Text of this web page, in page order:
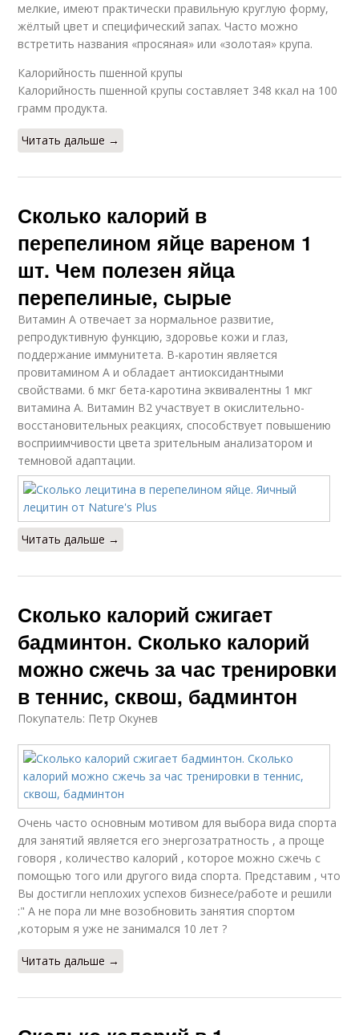
мелкие, имеют практически правильную круглую форму,
жёлтый цвет и специфический запах. Часто можно
встретить названия «просяная» или «золотая» крупа.
Калорийность пшенной крупы
Калорийность пшенной крупы составляет 348 ккал на 100
грамм продукта.
Читать дальше →
Сколько калорий в
перепелином яйце вареном 1
шт. Чем полезен яйца
перепелиные, сырые
Витамин А отвечает за нормальное развитие,
репродуктивную функцию, здоровье кожи и глаз,
поддержание иммунитета. В-каротин является
провитамином А и обладает антиоксидантными
свойствами. 6 мкг бета-каротина эквивалентны 1 мкг
витамина А. Витамин В2 участвует в окислительно-
восстановительных реакциях, способствует повышению
восприимчивости цвета зрительным анализатором и
темновой адаптации.
Читать дальше →
Сколько калорий сжигает
бадминтон. Сколько калорий
можно сжечь за час тренировки
в теннис, сквош, бадминтон
Покупатель: Петр Окунев
Очень часто основным мотивом для выбора вида спорта
для занятий является его энергозатратность , а проще
говоря , количество калорий , которое можно сжечь с
помощью того или другого вида спорта. Представим , что
Вы достигли неплохих успехов бизнесе/работе и решили
:" А не пора ли мне возобновить занятия спортом
,которым я уже не занимался 10 лет ?
Читать дальше →